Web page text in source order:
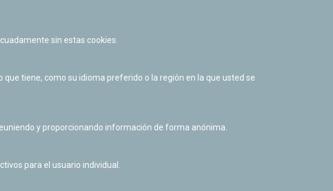
sin estas cookies.
tiene, como su idioma preferido o la región en la que usted se
y proporcionando información de forma anónima.
para el usuario individual.